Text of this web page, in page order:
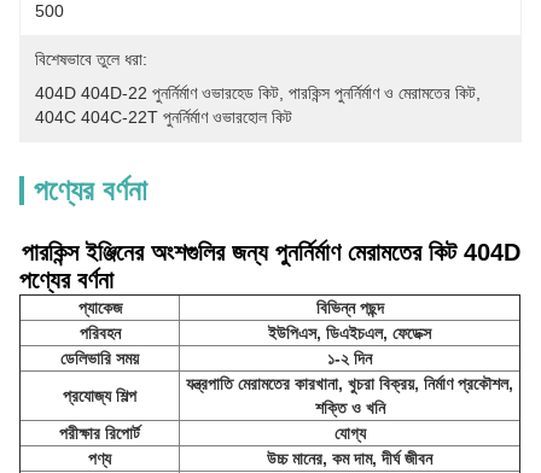
500
বিশেষভাবে তুলে ধরা:
404D 404D-22 পুনর্নির্মাণ ওভারহেড কিট পারকিন্স পুনর্নির্মাণ ও মেরামতের কিট
404C 404C-22T পুনর্নির্মাণ ওভারহোল কিট
পণ্যের বর্ণনা
পারকিন্স ইঞ্জিনের অংশগুলির জন্য পুনর্নির্মাণ মেরামতের কিট 404D
পণ্যের বর্ণনা
প্যাকেজ
বিভিন্ন পছন্দ
পরিবহন
ইউপিএস, ডিএইচএল, ফেডেক্স
ডেলিভারি সময়
১-২ দিন
প্রযোজ্য শিল্প
যন্ত্রপাতি মেরামতের কারখানা, খুচরা বিক্রয়, নির্মাণ প্রকৌশল,
শক্তি ও খনি
পরীক্ষার রিপোর্ট
যোগ্য
পণ্য
উচ্চ মানের, কম দাম, দীর্ঘ জীবন